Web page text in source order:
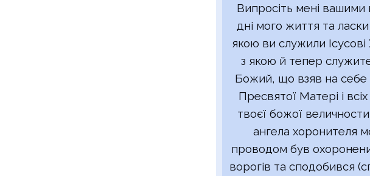
Випросіть мені
дні мого життя та
якою ви служили Ісусові
з якою й тепер
Божий, що взяв на себе
Пресвятої Матері і
твоєї божої
ангела хоронителя
проводом був
ворогів та сподобився